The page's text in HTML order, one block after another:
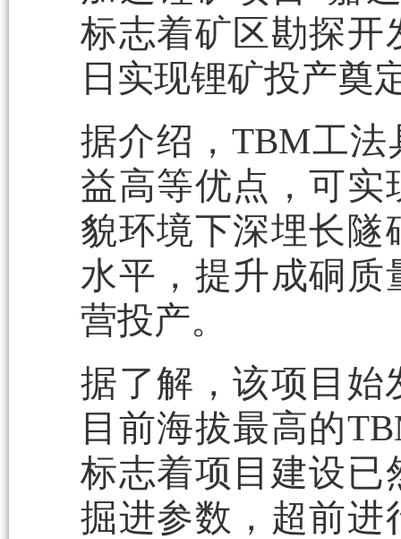
标志着矿区勘探开
日实现锂矿投产奠
据介绍，TBM工
益高等优点，可实
貌环境下深埋长隧
水平，提升成硐质
营投产。
据了解，该项目始
目前海拔最高的
标志着项目建设已
掘进参数，超前进